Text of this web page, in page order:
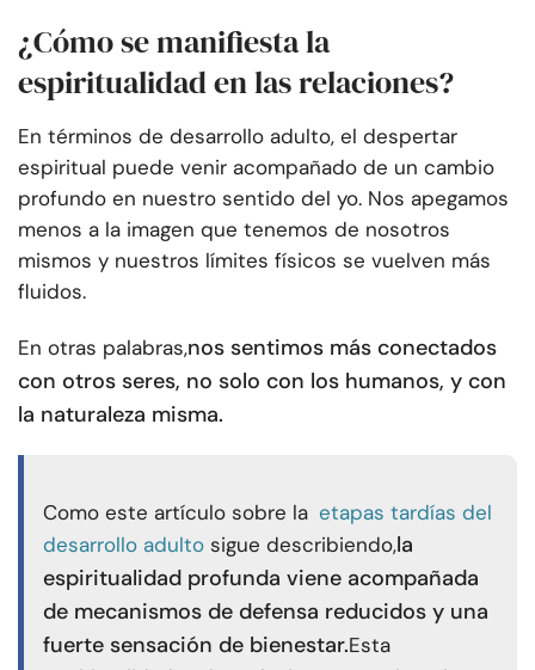
¿Cómo se manifiesta la
espiritualidad en las relaciones?
En términos de desarrollo adulto, el despertar
espiritual puede venir acompañado de un cambio
profundo en nuestro sentido del yo. Nos apegamos
menos a la imagen que tenemos de nosotros
mismos y nuestros límites físicos se vuelven más
fluidos.
En otras palabras,nos sentimos más conectados
con otros seres, no solo con los humanos, y con
la naturaleza misma.
Como este artículo sobre la etapas tardías del
desarrollo adulto sigue describiendo,la
espiritualidad profunda viene acompañada
de mecanismos de defensa reducidos y una
fuerte sensación de bienestar.Esta